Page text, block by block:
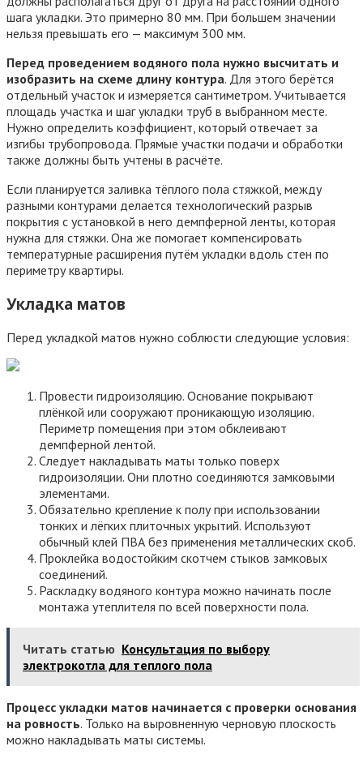
шага укладки. Это примерно 80 мм. При большем значении
нельзя превышать его — максимум 300 мм.
Перед проведением водяного пола нужно высчитать и
изобразить на схеме длину контура. Для этого берётся
отдельный участок и измеряется сантиметром. Учитывается
площадь участка и шаг укладки труб в выбранном месте.
Нужно определить коэффициент, который отвечает за
изгибы трубопровода. Прямые участки подачи и обработки
также должны быть учтены в расчёте.
Если планируется заливка тёплого пола стяжкой, между
разными контурами делается технологический разрыв
покрытия с установкой в него демпферной ленты, которая
нужна для стяжки. Она же помогает компенсировать
температурные расширения путём укладки вдоль стен по
периметру квартиры.
Укладка матов
Перед укладкой матов нужно соблюсти следующие условия:
Провести гидроизоляцию. Основание покрывают
плёнкой или сооружают проникающую изоляцию.
Периметр помещения при этом обклеивают
демпферной лентой.
Следует накладывать маты только поверх
гидроизоляции. Они плотно соединяются замковыми
элементами.
Обязательно крепление к полу при использовании
тонких и лёгких плиточных укрытий. Используют
обычный клей ПВА без применения металлических скоб.
Проклейка водостойким скотчем стыков замковых
соединений.
Раскладку водяного контура можно начинать после
монтажа утеплителя по всей поверхности пола.
Читать статью Консультация по выбору
электрокотла для теплого пола
Процесс укладки матов начинается с проверки основания
на ровность. Только на выровненную черновую плоскость
можно накладывать маты системы.